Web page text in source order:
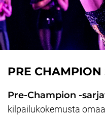
PRE CHAMPION
Pre-Champion -
kilpailukokemusta